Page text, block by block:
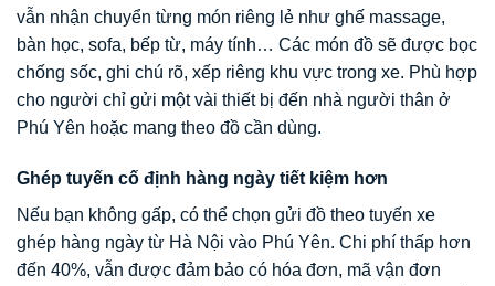
vẫn nhận chuyển từng món riêng lẻ như ghế massage,
bàn học, sofa, bếp từ, máy tính… Các món đồ sẽ được bọc
chống sốc, ghi chú rõ, xếp riêng khu vực trong xe. Phù hợp
cho người chỉ gửi một vài thiết bị đến nhà người thân ở
Phú Yên hoặc mang theo đồ cần dùng.
Ghép tuyến cố định hàng ngày tiết kiệm hơn
Nếu bạn không gấp, có thể chọn gửi đồ theo tuyến xe
ghép hàng ngày từ Hà Nội vào Phú Yên. Chi phí thấp hơn
đến 40%, vẫn được đảm bảo có hóa đơn, mã vận đơn